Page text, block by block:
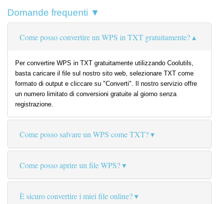
Domande frequenti ▼
Come posso convertire un WPS in TXT gratuitamente?
Per convertire WPS in TXT gratuitamente utilizzando Coolutils,
basta caricare il file sul nostro sito web, selezionare TXT come
formato di output e cliccare su "Converti". Il nostro servizio offre
un numero limitato di conversioni gratuite al giorno senza
registrazione.
Come posso salvare un WPS come TXT?
Come posso aprire un file WPS?
È sicuro convertire i miei file online?